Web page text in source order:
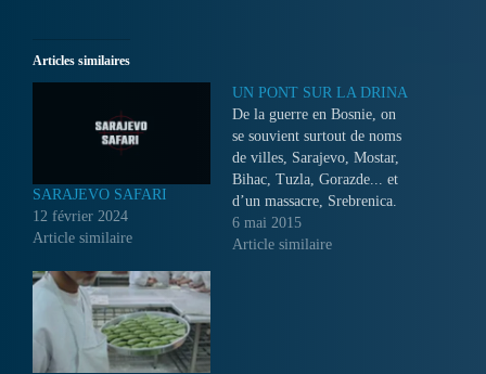
Articles similaires
SARAJEVO SAFARI
12 février 2024
Article similaire
UN PONT SUR LA DRINA
De la guerre en Bosnie, on
se souvient surtout de noms
de villes, Sarajevo, Mostar,
Bihac, Tuzla, Gorazde... et
d’un massacre, Srebrenica.
Mais de Visegrad, on ne se
souvient pas. Parce que de
6 mai 2015
Article similaire